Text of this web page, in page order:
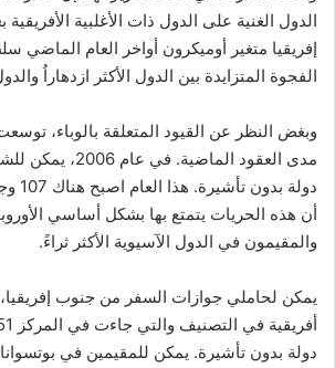
الدول الغنية على الدول ذات الأغلبية
إفريقيا متغير أوميكرون أواخر العام الماضي
الفجوة المتزايدة بين الدول الأكثر ازدهاراُ
وبغض النظر عن القيود المتعلقة بالوباء،
أن هذه الحريات يتمتع بها بشكل أساسي
والمقيمون في الدول الآسيوية الأكثر ثراءً.
يمكن لحاملي جوازات السفر من جنوب
دولة بدون تأشيرة. يمكن للمقيمين في بوتسوانا،